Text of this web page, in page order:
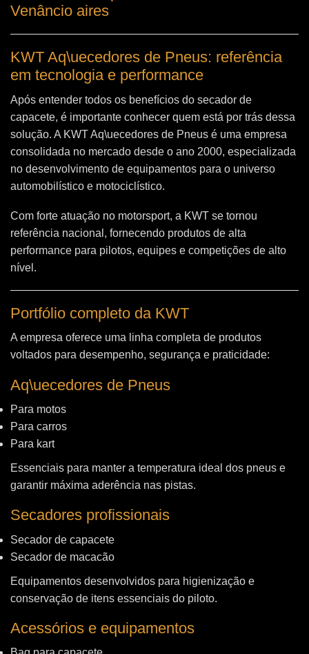
Venâncio aires
KWT Aq\uecedores de Pneus: referência
em tecnologia e performance
Após entender todos os benefícios do secador de
capacete, é importante conhecer quem está por trás dessa
solução. A KWT Aq\uecedores de Pneus é uma empresa
consolidada no mercado desde o ano 2000, especializada
no desenvolvimento de equipamentos para o universo
automobilístico e motociclístico.
Com forte atuação no motorsport, a KWT se tornou
referência nacional, fornecendo produtos de alta
performance para pilotos, equipes e competições de alto
nível.
Portfólio completo da KWT
A empresa oferece uma linha completa de produtos
voltados para desempenho, segurança e praticidade:
Aq\uecedores de Pneus
Para motos
Para carros
Para kart
Essenciais para manter a temperatura ideal dos pneus e
garantir máxima aderência nas pistas.
Secadores profissionais
Secador de capacete
Secador de macacão
Equipamentos desenvolvidos para higienização e
conservação de itens essenciais do piloto.
Acessórios e equipamentos